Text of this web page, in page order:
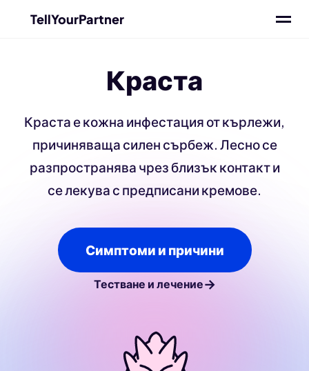
TellYourPartner
Краста
Краста е кожна инфестация от кърлежи,
причиняваща силен сърбеж. Лесно се
разпространява чрез близък контакт и
се лекува с предписани кремове.
Симптоми и причини
Тестване и лечение→